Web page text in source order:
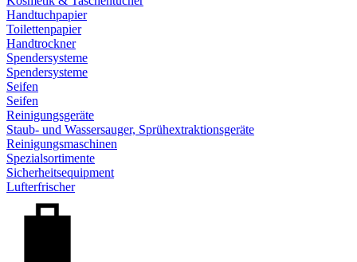
Handtuchpapier
Toilettenpapier
Handtrockner
Spendersysteme
Spendersysteme
Seifen
Seifen
Reinigungsgeräte
Staub- und Wassersauger, Sprühextraktionsgeräte
Reinigungsmaschinen
Spezialsortimente
Sicherheitsequipment
Lufterfrischer